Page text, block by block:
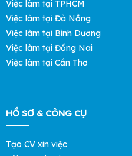
Việc làm tại TPHCM
Việc làm tại Đà Nẵng
Việc làm tại Bình Dương
Việc làm tại Đồng Nai
Việc làm tại Cần Thơ
HỒ SƠ & CÔNG CỤ
Tạo CV xin việc